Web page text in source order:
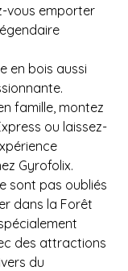
vous emporter
en bois aussi
famille, montez
ou laissez-
Gyrofolix.
sont pas oubliés
dans la Forêt
des attractions
du